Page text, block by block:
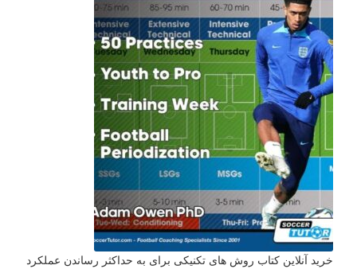
خرید آنلاین کتاب روش های تکنیکی برای به حداکثر رساندن عملکرد